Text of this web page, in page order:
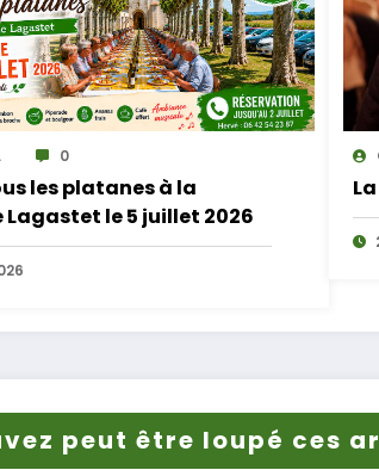
0
les platanes à la
Lagastet le 5 juillet 2026
peut être loupé ces